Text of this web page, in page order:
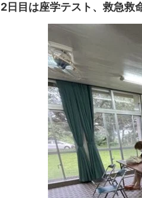
2日目は座学テスト、救急救